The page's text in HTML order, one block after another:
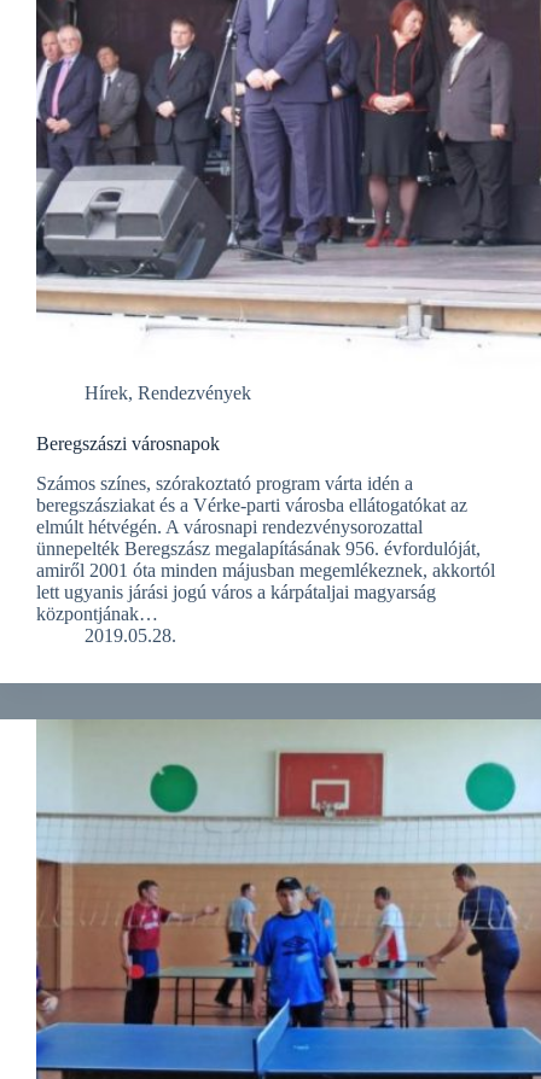
Hírek, Rendezvények
Beregszászi városnapok
Számos színes, szórakoztató program várta idén a
beregszásziakat és a Vérke-parti városba ellátogatókat az
elmúlt hétvégén. A városnapi rendezvénysorozattal
ünnepelték Beregszász megalapításának 956. évfordulóját,
amiről 2001 óta minden májusban megemlékeznek, akkortól
lett ugyanis járási jogú város a kárpátaljai magyarság
központjának…
2019.05.28.